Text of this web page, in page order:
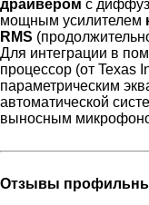
драйвером с
мощным усилителем
RMS
Для интеграции в
процессор (от Texas
параметрическим
автоматической
выносным
Отзывы